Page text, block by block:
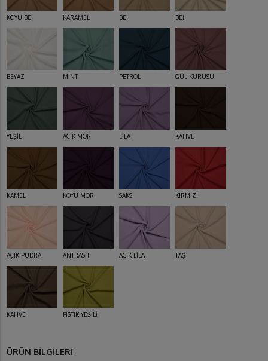
KOYU BEJ KARAMEL BEJ BEJ
BEYAZ MİNT PETROL GÜL KURUSU
YEŞİL AÇIK MOR LİLA KAHVE
KAMEL KOYU MOR SAKS KIRMIZI
AÇIK PUDRA ANTRASİT AÇIK LİLA TAŞ
KAHVE FISTIK YEŞİLİ
ÜRÜN BİLGİLERİ